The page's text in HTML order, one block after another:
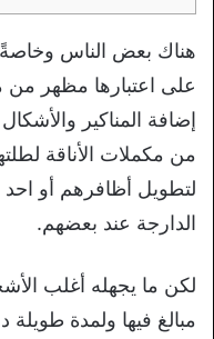
هناك بعض الناس وخاصةً
على اعتبارها مظهر
إضافة المناكير
من مكملات الأناقة
لتطويل أظافرهم أو
الدارجة عند بعضهم.
لكن ما يجهله أغلب
مبالغ فيها ولمدة